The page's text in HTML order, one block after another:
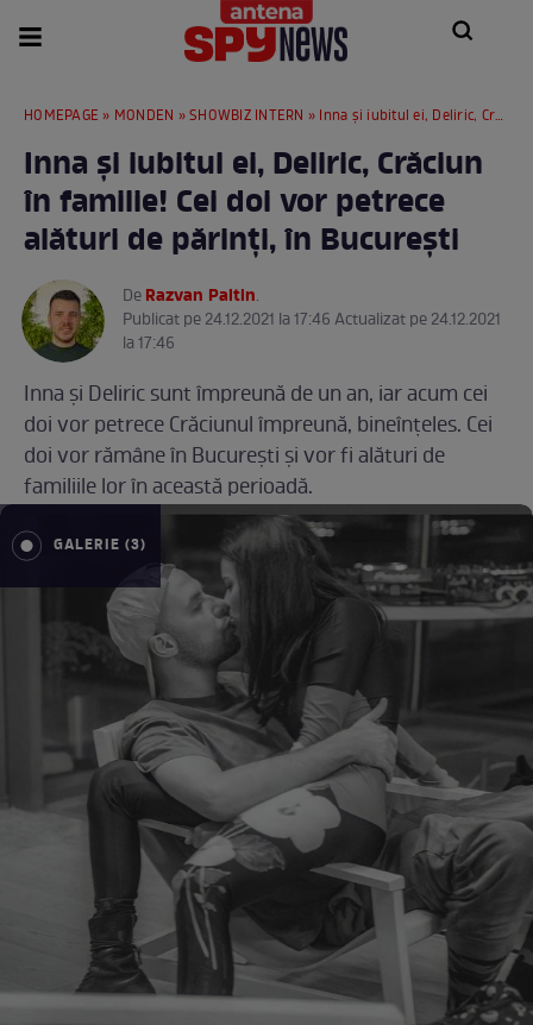
HOMEPAGE » MONDEN »SHOWBIZ INTERN » Inna și iubitul ei, Deliric, Crăciun în familie! Cei doi vor petrece alături de părinți, în București
Inna și iubitul ei, Deliric, Crăciun
în familie! Cei doi vor petrece
alături de părinți, în București
DeRazvan Paltin.
Publicat pe 24.12.2021 la 17:46 Actualizat pe 24.12.2021
la 17:46
Inna și Deliric sunt împreună de un an, iar acum cei
doi vor petrece Crăciunul împreună, bineînțeles. Cei
doi vor rămâne în București și vor fi alături de
familiile lor în această perioadă.
GALERIE (3)